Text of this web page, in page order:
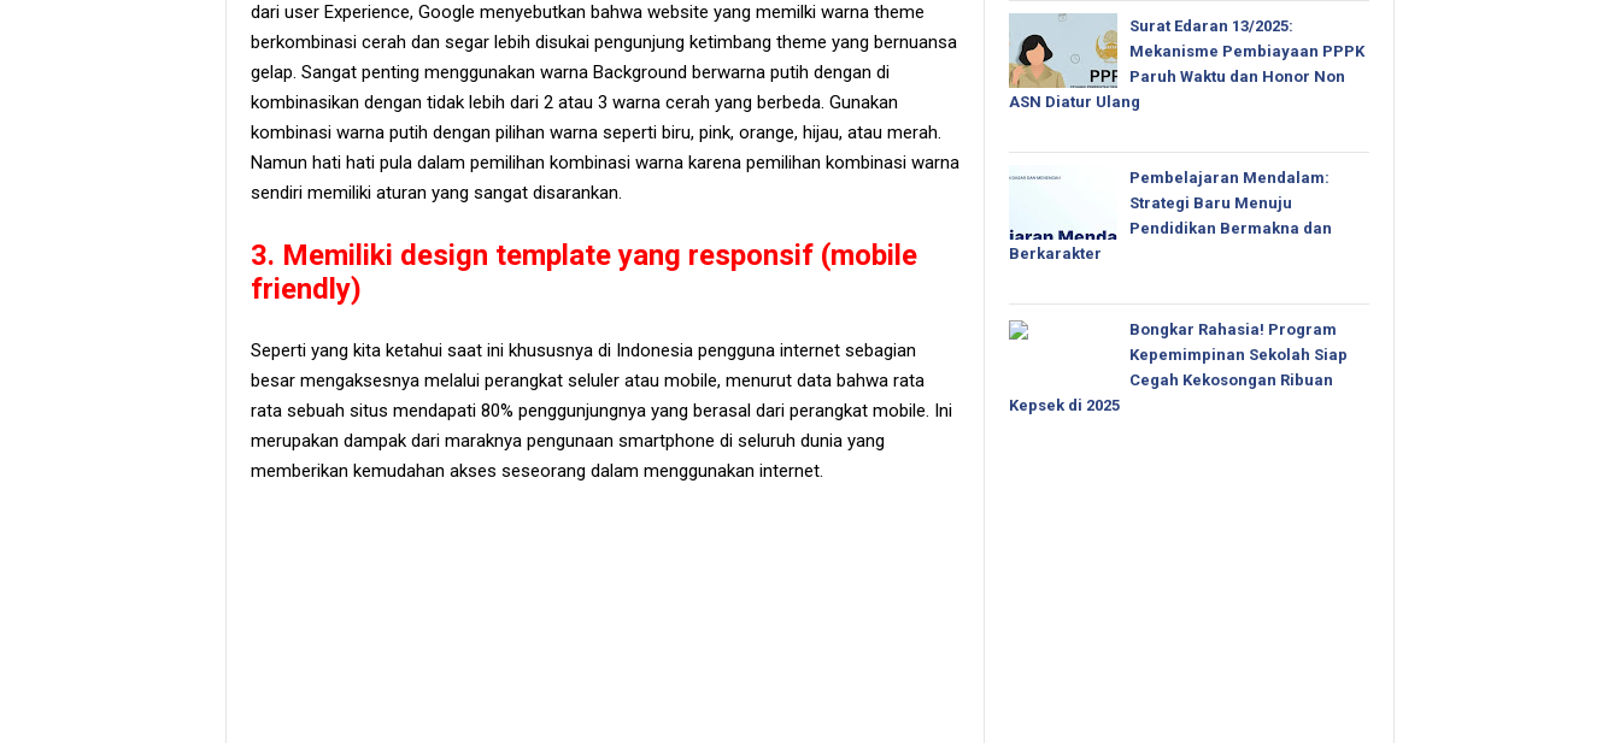
dari user Experience, Google menyebutkan bahwa website yang memilki warna theme
berkombinasi cerah dan segar lebih disukai pengunjung ketimbang theme yang bernuansa
gelap. Sangat penting menggunakan warna Background berwarna putih dengan di
kombinasikan dengan tidak lebih dari 2 atau 3 warna cerah yang berbeda. Gunakan
kombinasi warna putih dengan pilihan warna seperti biru, pink, orange, hijau, atau merah.
Namun hati hati pula dalam pemilihan kombinasi warna karena pemilihan kombinasi warna
sendiri memiliki aturan yang sangat disarankan.
3. Memiliki design template yang responsif (mobile
friendly)
Seperti yang kita ketahui saat ini khususnya di Indonesia pengguna internet sebagian
besar mengaksesnya melalui perangkat seluler atau mobile, menurut data bahwa rata
rata sebuah situs mendapati 80% penggunjungnya yang berasal dari perangkat mobile. Ini
merupakan dampak dari maraknya pengunaan smartphone di seluruh dunia yang
memberikan kemudahan akses seseorang dalam menggunakan internet.
Surat Edaran 13/2025:
Mekanisme Pembiayaan PPPK
Paruh Waktu dan Honor Non
ASN Diatur Ulang
Pembelajaran Mendalam:
Strategi Baru Menuju
Pendidikan Bermakna dan
Berkarakter
Bongkar Rahasia! Program
Kepemimpinan Sekolah Siap
Cegah Kekosongan Ribuan
Kepsek di 2025